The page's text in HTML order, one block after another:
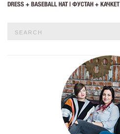
DRESS + BASEBALL HAT | ФУСТАН + КАЧКЕТ